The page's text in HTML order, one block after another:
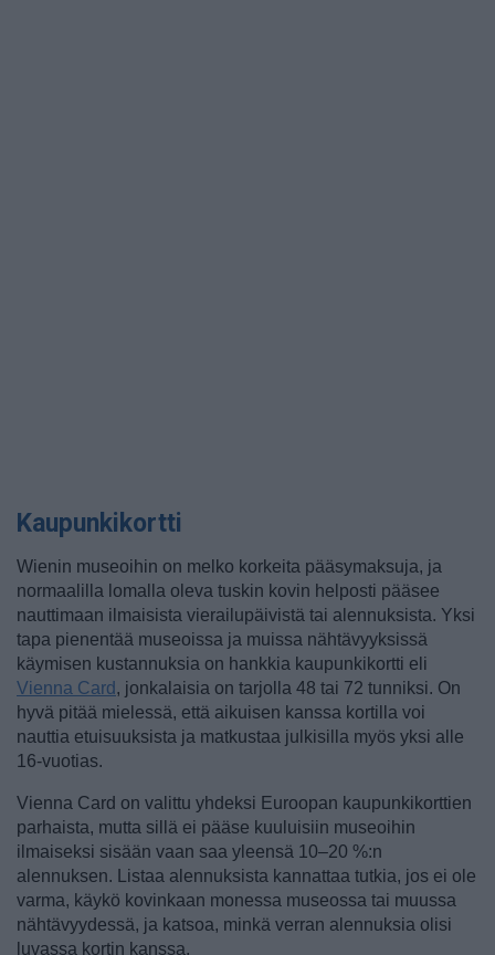
Kaupunkikortti
Wienin museoihin on melko korkeita pääsymaksuja, ja
normaalilla lomalla oleva tuskin kovin helposti pääsee
nauttimaan ilmaisista vierailupäivistä tai alennuksista. Yksi
tapa pienentää museoissa ja muissa nähtävyyksissä
käymisen kustannuksia on hankkia kaupunkikortti eli
Vienna Card , jonkalaisia on tarjolla 48 tai 72 tunniksi. On
hyvä pitää mielessä, että aikuisen kanssa kortilla voi
nauttia etuisuuksista ja matkustaa julkisilla myös yksi alle
16-vuotias.
Vienna Card on valittu yhdeksi Euroopan kaupunkikorttien
parhaista, mutta sillä ei pääse kuuluisiin museoihin
ilmaiseksi sisään vaan saa yleensä 10–20 %:n
alennuksen. Listaa alennuksista kannattaa tutkia, jos ei ole
varma, käykö kovinkaan monessa museossa tai muussa
nähtävyydessä, ja katsoa, minkä verran alennuksia olisi
luvassa kortin kanssa.